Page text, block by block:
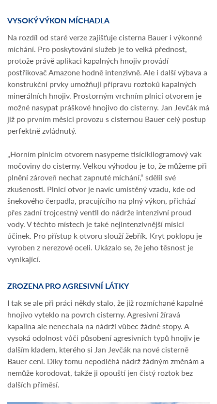
VYSOKÝ VÝKON MÍCHADLA
Na rozdíl od staré verze zajišťuje cisterna Bauer i výkonné
míchání. Pro poskytování služeb je to velká přednost,
protože právě aplikaci kapalných hnojiv provádí
postřikovač Amazone hodně intenzivně. Ale i další výbava a
konstrukční prvky umožňují přípravu roztoků kapalných
minerálních hnojiv. Prostorným vrchním plnicí otvorem je
možné nasypat práškové hnojivo do cisterny. Jan Jevčák má
již po prvním měsíci provozu s cisternou Bauer celý postup
perfektně zvládnutý.
„Horním plnicím otvorem nasypeme tisícikilogramový vak
močoviny do cisterny. Velkou výhodou je to, že můžeme při
plnění zároveň nechat zapnuté míchání,“ sdělil své
zkušenosti. Plnicí otvor je navíc umístěný vzadu, kde od
šnekového čerpadla, pracujícího na plný výkon, přichází
přes zadní trojcestný ventil do nádrže intenzivní proud
vody. V těchto místech je také nejintenzivnější mísicí
účinek. Pro přístup k otvoru slouží žebřík. Kryt poklopu je
vyroben z nerezové oceli. Ukázalo se, že jeho těsnost je
vynikající.
ZROZENA PRO AGRESIVNÍ LÁTKY
I tak se ale při práci někdy stalo, že již rozmíchané kapalné
hnojivo vyteklo na povrch cisterny. Agresivní žíravá
kapalina ale nenechala na nádrži vůbec žádné stopy. A
vysoká odolnost vůči působení agresivních typů hnojiv je
dalším kladem, kterého si Jan Jevčák na nové cisterně
Bauer cení. Díky tomu nepodléhá nádrž žádným změnám a
nemůže korodovat, takže ji opouští jen čistý roztok bez
dalších příměsí.